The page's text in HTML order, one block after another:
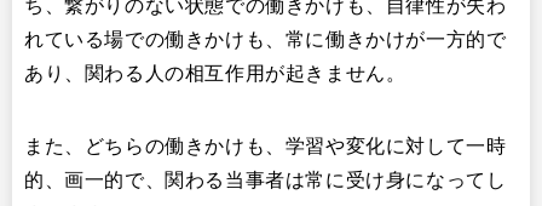
ち、繋がりのない状態での働きかけも、自律性が失わ
れている場での働きかけも、常に働きかけが一方的で
あり、関わる人の相互作用が起きません。
また、どちらの働きかけも、学習や変化に対して一時
的、画一的で、関わる当事者は常に受け身になってし